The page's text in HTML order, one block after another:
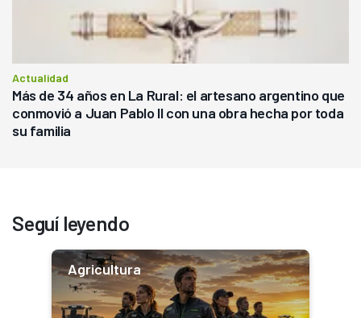
Actualidad
Más de 34 años en La Rural: el artesano argentino que
conmovió a Juan Pablo II con una obra hecha por toda
su familia
Seguí leyendo
Agricultura